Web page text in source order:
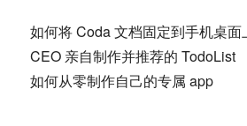
如何将 Coda 文档固定到手机桌面
CEO 亲自制作并推荐的 TodoList
如何从零制作自己的专属 app